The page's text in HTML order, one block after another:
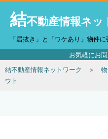
結不動産情報ネッ
「居抜き」と「ワケあり」物件
お気軽にお
結不動産情報ネットワーク
ウト